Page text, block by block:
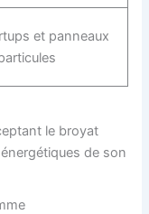
et panneaux
le broyat
de son